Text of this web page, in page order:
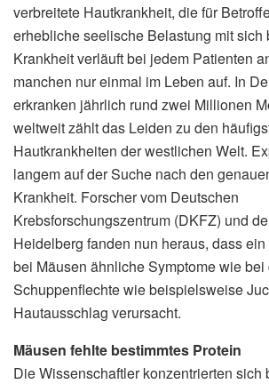
verbreitete Hautkrankheit, die für
erhebliche seelische Belastung mit sich
Krankheit verläuft bei jedem Patienten
manchen nur einmal im Leben auf. In
erkranken jährlich rund zwei Millionen
weltweit zählt das Leiden zu den
Hautkrankheiten der westlichen Welt.
langem auf der Suche nach den
Krankheit. Forscher vom Deutschen
Krebsforschungszentrum (DKFZ) und
Heidelberg fanden nun heraus, dass
bei Mäusen ähnliche Symptome wie bei
Schuppenflechte wie beispielsweise
Hautausschlag verursacht.
Mäusen fehlte bestimmtes Protein
Die Wissenschaftler konzentrierten sich